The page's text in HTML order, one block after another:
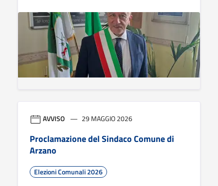
AVVISO 29 MAGGIO 2026
Proclamazione del Sindaco Comune di
Arzano
Elezioni Comunali 2026